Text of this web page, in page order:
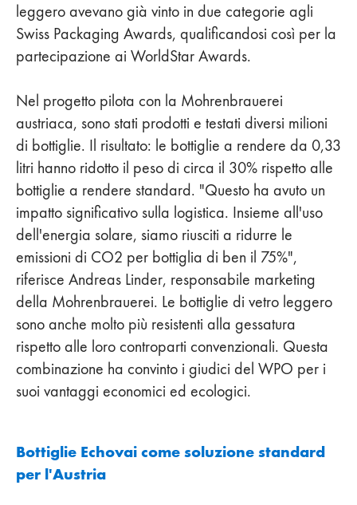
leggero avevano già vinto in due categorie agli
Swiss Packaging Awards, qualificandosi così per la
partecipazione ai WorldStar Awards.
Nel progetto pilota con la Mohrenbrauerei
austriaca, sono stati prodotti e testati diversi milioni
di bottiglie. Il risultato: le bottiglie a rendere da 0,33
litri hanno ridotto il peso di circa il 30% rispetto alle
bottiglie a rendere standard. "Questo ha avuto un
impatto significativo sulla logistica. Insieme all'uso
dell'energia solare, siamo riusciti a ridurre le
emissioni di CO2 per bottiglia di ben il 75%",
riferisce Andreas Linder, responsabile marketing
della Mohrenbrauerei. Le bottiglie di vetro leggero
sono anche molto più resistenti alla gessatura
rispetto alle loro controparti convenzionali. Questa
combinazione ha convinto i giudici del WPO per i
suoi vantaggi economici ed ecologici.
Bottiglie Echovai come soluzione standard
per l'Austria